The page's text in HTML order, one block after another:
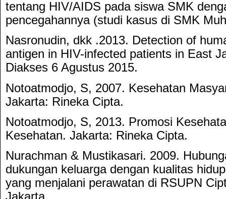
tentang HIV/AIDS pada siswa SMK
pencegahannya (studi kasus di SMK
Nasronudin, dkk .2013. Detection of
antigen in HIV-infected patients in East
Diakses 6 Agustus 2015.
Notoatmodjo, S, 2007. Kesehatan
Jakarta: Rineka Cipta.
Notoatmodjo, S, 2013. Promosi
Kesehatan. Jakarta: Rineka Cipta.
Nurachman & Mustikasari. 2009.
dukungan keluarga dengan kualitas
yang menjalani perawatan di RSUPN